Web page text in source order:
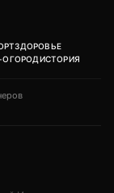
ЗДОРОВЬЕ
ОГОРОДИСТОРИЯ